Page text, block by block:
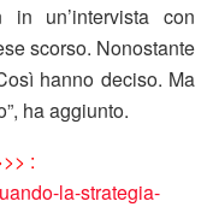
un’intervista con
scorso. Nonostante
hanno deciso. Ma
ha aggiunto.
:
la-strategia-